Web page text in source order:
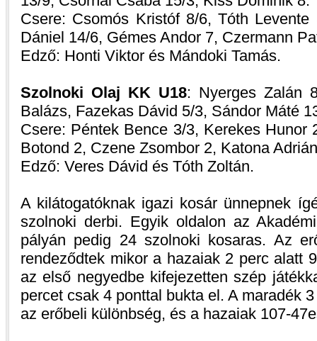
Csere: Csomós Kristóf 8/6, Tóth
Dániel 14/6, Gémes Andor 7, Czermann
Edző: Honti Viktor és Mándoki Tamás.
Szolnoki Olaj KK U18: Nyerges Zalán
Balázs, Fazekas Dávid 5/3, Sándor Máté
Csere: Péntek Bence 3/3, Kerekes Hunor
Botond 2, Czene Zsombor 2, Katona
Edző: Veres Dávid és Tóth Zoltán.
A kilátogatóknak igazi kosár ünnepnek
szolnoki derbi. Egyik oldalon az
pályán pedig 24 szolnoki kosaras. Az
rendeződtek mikor a hazaiak 2 perc alatt
az első negyedbe kifejezetten szép
percet csak 4 ponttal bukta el. A maradék
az erőbeli különbség, és a hazaiak 107-